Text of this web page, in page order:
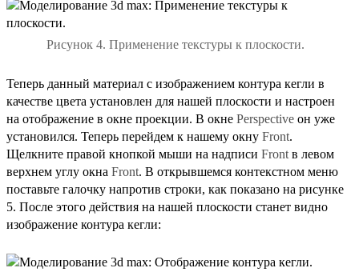
Рисунок 4. Применение текстуры к плоскости.
Теперь данный материал с изображением контура кегли в
качестве цвета установлен для нашей плоскости и настроен
на отображение в окне проекции. В окне Perspective он уже
установился. Теперь перейдем к нашему окну Front.
Щелкните правой кнопкой мыши на надписи Front в левом
верхнем углу окна Front. В открывшемся контекстном меню
поставьте галочку напротив строки, как показано на рисунке
5. После этого действия на нашей плоскости станет видно
изображение контура кегли: